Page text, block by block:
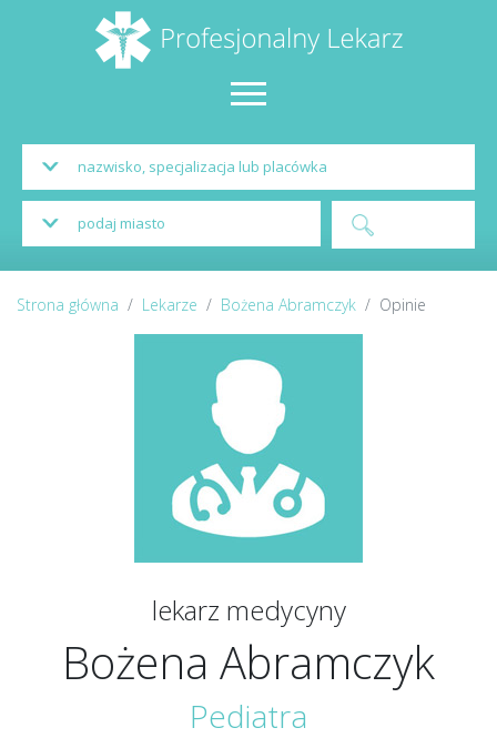
Strona główna Lekarze Bożena Abramczyk Opinie
lekarz medycyny
Bożena Abramczyk
Pediatra